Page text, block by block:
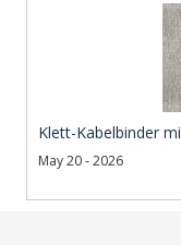
Klett-Kabelbinder
May 20 - 2026